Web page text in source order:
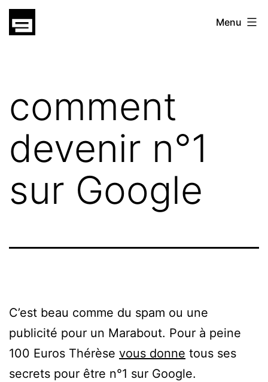
Skip
gatsu
Menu
comment
devenir n°1
sur Google
C’est beau comme du spam ou une
publicité pour un Marabout. Pour à peine
100 Euros Thérèse vous donne tous ses
secrets pour être n°1 sur Google.